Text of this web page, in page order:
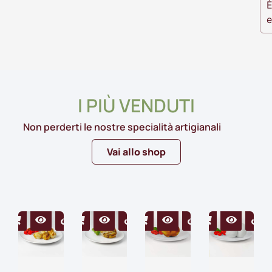
I PIÙ VENDUTI
Vai allo shop
Non perderti le nostre specialità artigianali